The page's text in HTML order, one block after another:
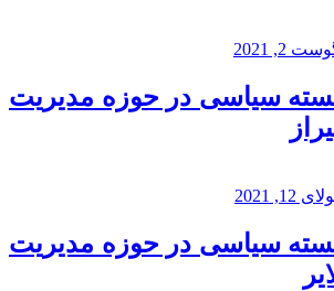
2, 2021
سیاسی در حوزه مدیریت
12, 2021
سیاسی در حوزه مدیریت